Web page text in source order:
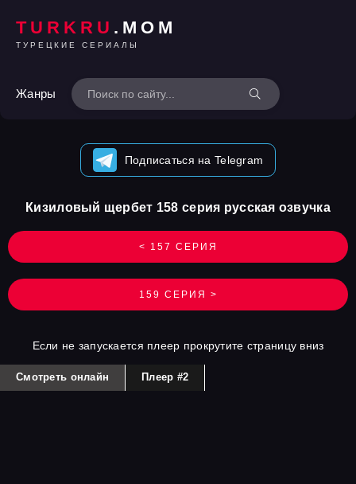
TURKRU .MOM
ТУРЕЦКИЕ СЕРИАЛЫ
Жанры
Подписаться на Telegram
< 157 СЕРИЯ
Кизиловый щербет 158 серия русская озвучка
159 СЕРИЯ >
Если не запускается плеер прокрутите страницу вниз
Смотреть онлайн Плеер #2